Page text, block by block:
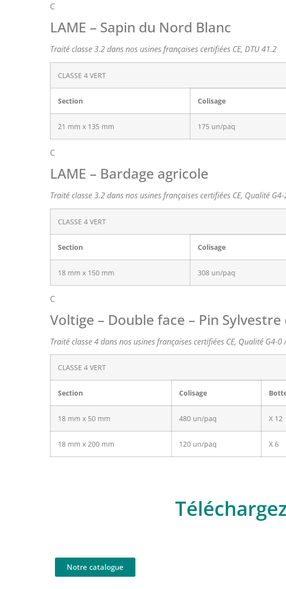
C
LAME – Sapin du Nord Blanc
Traité classe 3.2 dans nos usines françaises certifiées CE, DTU 41.2
CLASSE 4 VERT
Section Colisage
21 mm x 135 mm 175 un/paq
C
LAME – Bardage agricole
Traité classe 3.2 dans nos usines françaises certifiées CE, Qualité
CLASSE 4 VERT
Section Colisage
18 mm x 150 mm 308 un/paq
C
Voltige – Double face – Pin Sylvestre
Traité classe 4 dans nos usines françaises certifiées CE, Qualité G4-0
CLASSE 4 VERT
Section Colisage
18 mm x 50 mm 480 un/paq X 12
18 mm x 200 mm
120 un/paq X 6
Notre catalogue